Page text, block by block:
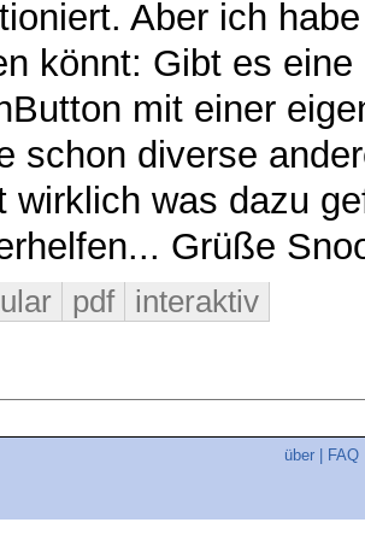
Aber ich
könnt: Gibt es
mit einer
schon diverse
wirklich was dazu
Grüße
pdf interaktiv
über FAQ